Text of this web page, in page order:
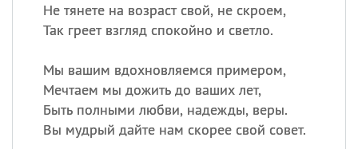
Не тянете на возраст свой, не скроем,
Так греет взгляд спокойно и светло.
Мы вашим вдохновляемся примером,
Мечтаем мы дожить до ваших лет,
Быть полными любви, надежды, веры.
Вы мудрый дайте нам скорее свой совет.
Сегодня празднуют именины
Сергей, Теодор,Федор
Посмотреть значение
происхождение